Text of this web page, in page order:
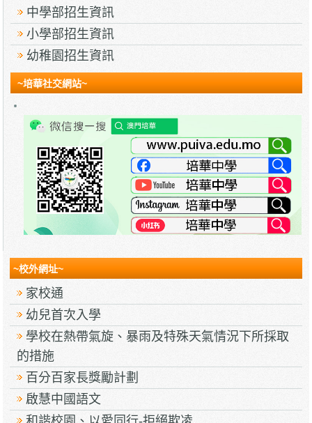
中學部招生資訊
小學部招生資訊
幼稚園招生資訊
~培華社交網站~
~校外網址~
家校通
幼兒首次入學
學校在熱帶氣旋、暴雨及特殊天氣情況下所採取
的措施
百分百家長獎勵計劃
啟慧中國語文